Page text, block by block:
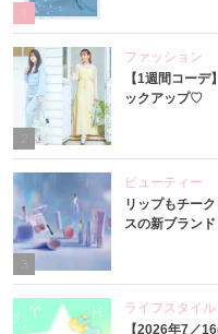
ファッション
【1週間コー
ックアップ♡
3
ビューティー
リップもチー
スの新ブラン
ライフスタイル
【2026年7／